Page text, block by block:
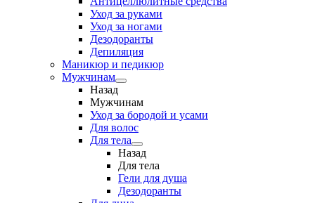
Уход за руками
Уход за ногами
Дезодоранты
Депиляция
Маникюр и педикюр
Мужчинам
Назад
Мужчинам
Уход за бородой и усами
Для волос
Для тела
Назад
Для тела
Гели для душа
Дезодоранты